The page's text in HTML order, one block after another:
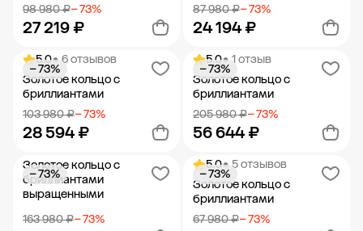
98 980 ₽− 73%
27 219 ₽
Добавить в корзину
87 980 ₽− 73%
24 194 ₽
Добавить в корзину
5.0• 6 отзывов
Золотое кольцо с
бриллиантами
103 980 ₽− 73%
28 594 ₽
− 73%
Добавить в корзину
5.0• 1 отзыв
Золотое кольцо с
бриллиантами
205 980 ₽− 73%
56 644 ₽
− 73%
Добавить в корзину
Золотое кольцо с
бриллиантами
выращенными
163 980 ₽− 73%
− 73%
5.0• 5 отзывов
Золотое кольцо с
бриллиантами
67 980 ₽− 73%
− 73%